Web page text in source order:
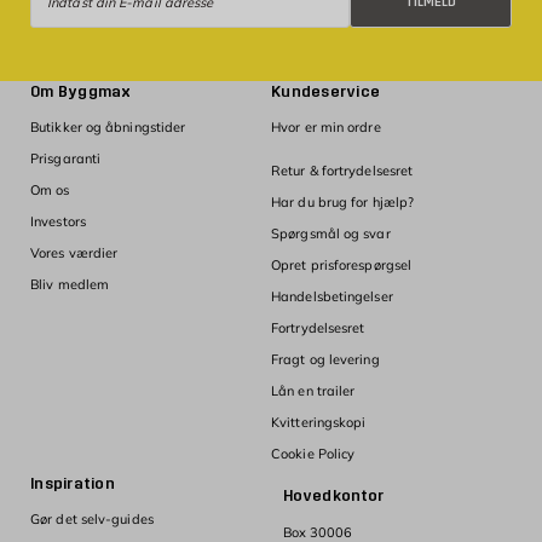
Hovedkontor
Box 30006
Om Byggmax
Butikker og åbningstider
Prisgaranti
Om os
Investors
Vores værdier
Bliv medlem
Kundeservice
Hvor er min ordre
Retur & fortrydelsesret
Har du brug for hjælp?
Spørgsmål og svar
Opret prisforespørgsel
Handelsbetingelser
Fortrydelsesret
Fragt og levering
Lån en trailer
Kvitteringskopi
Cookie Policy
Inspiration
Gør det selv-guides